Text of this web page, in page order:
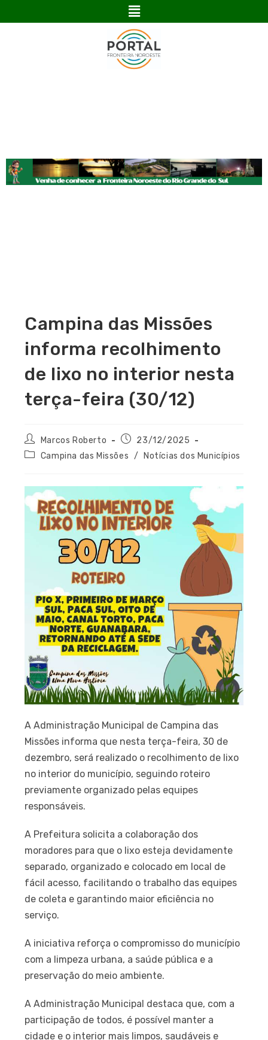
Campina das Missões
informa recolhimento
de lixo no interior nesta
terça-feira (30/12)
Marcos Roberto
23/12/2025
Campina das Missões / Notícias dos Municípios
A Administração Municipal de Campina das
Missões informa que nesta terça-feira, 30 de
dezembro, será realizado o recolhimento de lixo
no interior do município, seguindo roteiro
previamente organizado pelas equipes
responsáveis.
A Prefeitura solicita a colaboração dos
moradores para que o lixo esteja devidamente
separado, organizado e colocado em local de
fácil acesso, facilitando o trabalho das equipes
de coleta e garantindo maior eficiência no
serviço.
A iniciativa reforça o compromisso do município
com a limpeza urbana, a saúde pública e a
preservação do meio ambiente.
A Administração Municipal destaca que, com a
participação de todos, é possível manter a
cidade e o interior mais limpos, saudáveis e